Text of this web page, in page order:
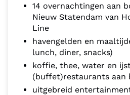
14 overnachtingen aan
Nieuw Statendam van
Line
havengelden en
lunch, diner, snacks)
koffie, thee, water en
(buffet)restaurants aan
uitgebreid